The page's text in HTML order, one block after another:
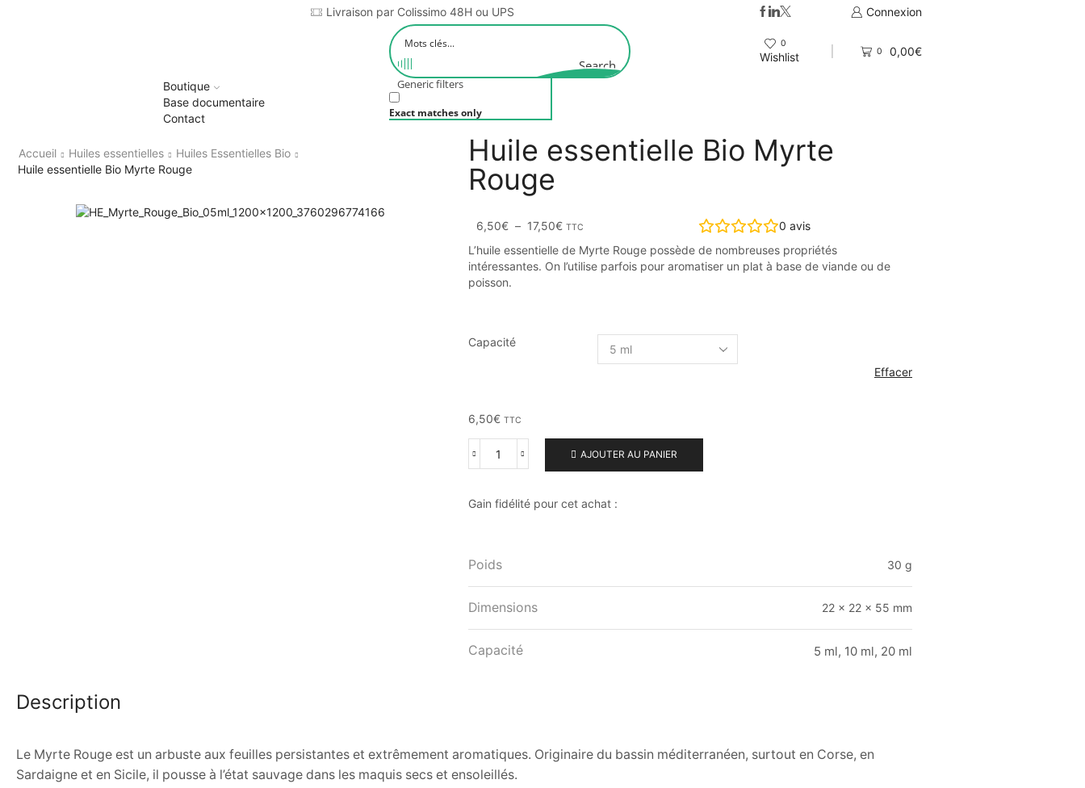
Livraison par Colissimo 48H ou UPS Livraison gratuite en France à partir de 49,90€ d'achat
Connexion
Search
Generic filters
Exact matches only
0
Wishlist 0 0,00€
Boutique
Base documentaire
Contact
Accueil Huiles essentielles
Huiles Essentielles Bio
Huile essentielle Bio Myrte Rouge
Huile essentielle Bio Myrte
Rouge
6,50€ – 17,50€ TTC 0 avis
L’huile essentielle de Myrte Rouge possède de nombreuses propriétés
intéressantes. On l’utilise parfois pour aromatiser un plat à base de viande ou de
poisson.
Capacité
Effacer
6,50€ TTC
AJOUTER AU PANIER
Gain fidélité pour cet achat :
Poids 30 g
Dimensions 22 × 22 × 55 mm
Capacité 5 ml, 10 ml, 20 ml
Description
Le Myrte Rouge est un arbuste aux feuilles persistantes et extrêmement aromatiques. Originaire du bassin méditerranéen, surtout en Corse, en
Sardaigne et en Sicile, il pousse à l’état sauvage dans les maquis secs et ensoleillés.